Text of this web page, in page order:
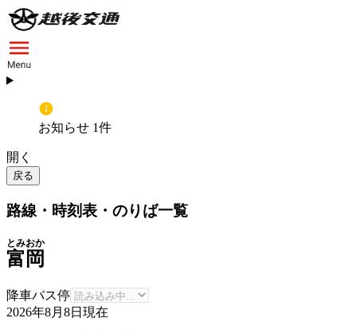
お知らせ 1件
開く
戻る
路線・時刻表・のりば一覧
富岡
とみおか
降車バス停
2026年8月8日 現在